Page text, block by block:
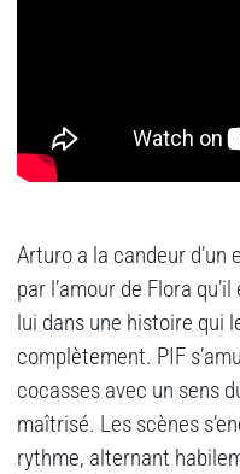
Arturo a la candeur d’un
par l’amour de Flora
lui dans une histoire qui
complètement. PIF
cocasses avec un sens
maîtrisé. Les scènes
rythme, alternant